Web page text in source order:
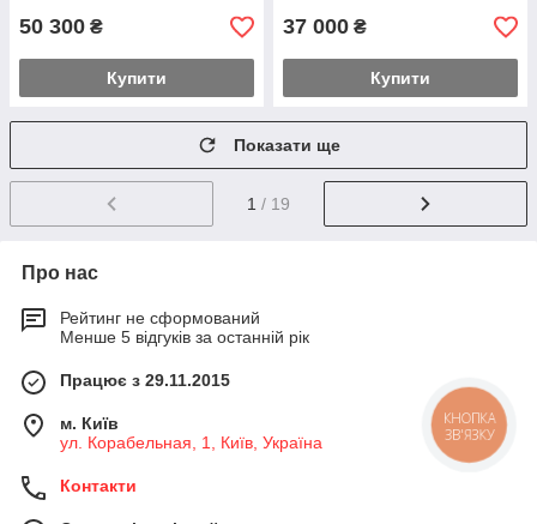
50 300 ₴
Купити
37 000 ₴
Купити
Показати ще
1 / 19
Про нас
Рейтинг не сформований
Менше 5 відгуків за останній рік
Працює з 29.11.2015
м. Київ
ул. Корабельная, 1, Київ, Україна
Контакти
КНОПКА
ЗВ'ЯЗКУ